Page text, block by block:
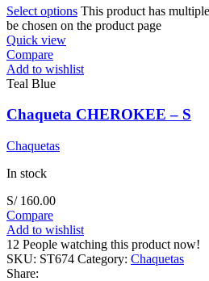
Select options This product has
be chosen on the product page
Quick view
Compare
Add to wishlist
Teal Blue
Chaqueta CHEROKEE – S
Chaquetas
In stock
S/160.00
Compare
Add to wishlist
12 People watching this product now!
SKU: ST674 Category: Chaquetas
Share: